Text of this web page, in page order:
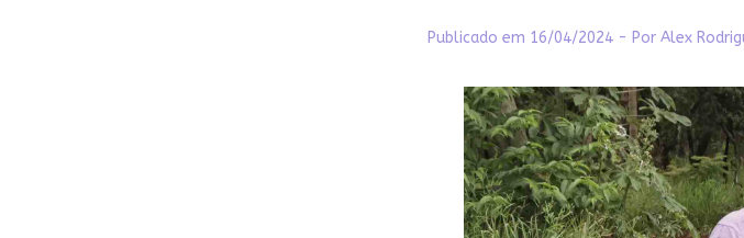
Publicado em 16/04/2024 - Por Alex